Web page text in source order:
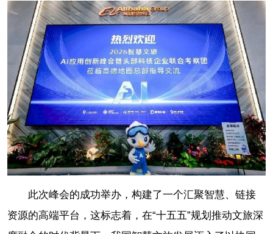
此次峰会的成功举办，构建了一个汇聚智慧、链接
资源的高端平台，这标志着，在“十五五”规划推动文旅深